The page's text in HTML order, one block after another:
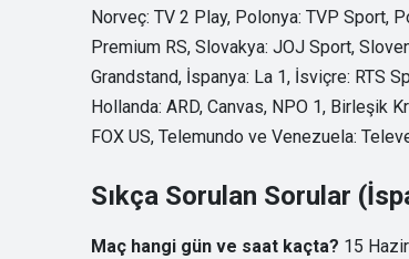
Norveç: TV 2 Play, Polonya: TVP Sport,
Premium RS, Slovakya: JOJ Sport,
Grandstand, İspanya: La 1, İsviçre: RTS
Hollanda: ARD, Canvas, NPO 1, Birleşik
FOX US, Telemundo ve Venezuela:
Sıkça Sorulan Sorular
Maç hangi gün ve saat kaçta? 15